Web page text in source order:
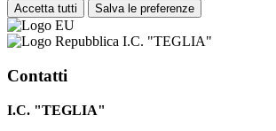
Accetta tutti Salva le preferenze
I.C. "TEGLIA"
Contatti
I.C. "TEGLIA"